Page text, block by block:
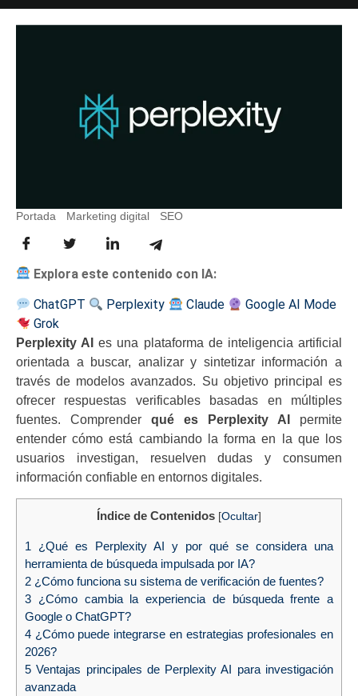
Portada Marketing digital SEO
Explora este contenido con IA:
ChatGPT Perplexity Claude
Google AI Mode
Grok
Perplexity AI
es una plataforma de inteligencia artificial
orientada a buscar, analizar y sintetizar información a
través de modelos avanzados. Su objetivo principal es
ofrecer respuestas verificables basadas en múltiples
fuentes. Comprender qué es Perplexity AI
permite
entender cómo está cambiando la forma en la que los
usuarios investigan, resuelven dudas y consumen
información confiable en entornos digitales.
Índice de Contenidos [Ocultar]
1 ¿Qué es Perplexity AI y por qué se considera una
herramienta de búsqueda impulsada por IA?
2 ¿Cómo funciona su sistema de verificación de fuentes?
3 ¿Cómo cambia la experiencia de búsqueda frente a
Google o ChatGPT?
4 ¿Cómo puede integrarse en estrategias profesionales en
2026?
5 Ventajas principales de Perplexity AI para investigación
avanzada